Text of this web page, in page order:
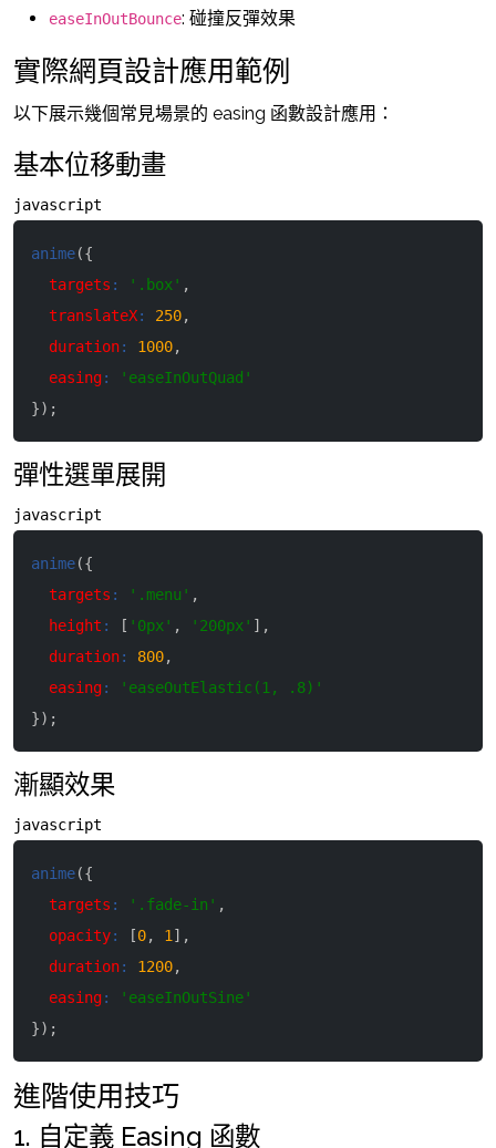
easeInOutBounce: 碰撞反彈效果
實際網頁設計應用範例
以下展示幾個常見場景的 easing 函數設計應用：
基本位移動畫
javascript
anime({
targets : '.box' ,
translateX: 250,
duration: 1000,
easing:
'easeInOutQuad'
}) ;
彈性選單展開
javascript
anime({
targets : '.menu' ,
height : [ '0px' , '200px' ] ,
duration: 800,
easing:
'easeOutElastic(1, .8)'
}) ;
漸顯效果
javascript
anime({
targets : '.fade-in' ,
opacity: [0, 1 ] ,
duration: 1200,
easing:
'easeInOutSine'
}) ;
進階使用技巧
1. 自定義 Easing 函數